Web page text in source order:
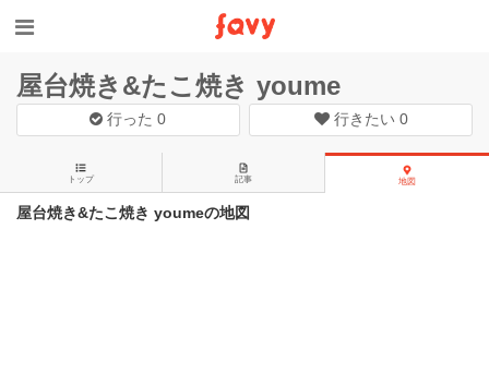
屋台焼き&たこ焼き youme
行った0 行きたい 0
トップ 記事 地図
屋台焼き&たこ焼き youmeの地図